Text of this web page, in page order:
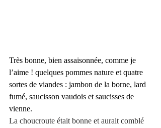
Très bonne, bien assaisonnée, comme je
l’aime ! quelques pommes nature et quatre
sortes de viandes : jambon de la borne, lard
fumé, saucisson vaudois et saucisses de
vienne.
La choucroute était bonne et aurait comblé